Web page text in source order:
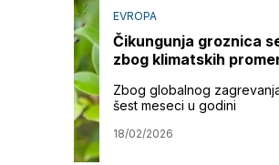
EVROPA
Čikungunja groznica
zbog klimatskih
Zbog globalnog
šest meseci u godini
18/02/2026